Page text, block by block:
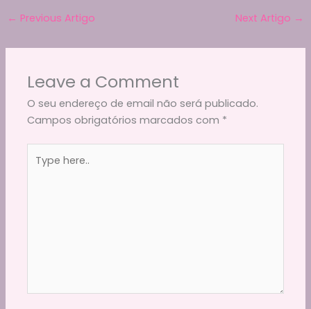
b
o
k
mp n
← Previous Artigo Next Artigo →
Leave a Comment
O seu endereço de email não será publicado.
Campos obrigatórios marcados com *
here..